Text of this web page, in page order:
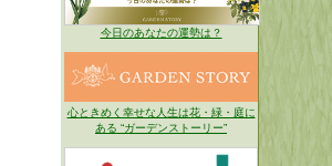
今日のあなたの運勢は？
心ときめく幸せな人生は花・緑・庭に
ある “ガーデンストーリー”